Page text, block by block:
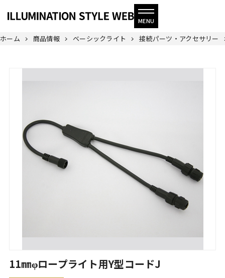
ホーム 商品情報 ベーシックライト 接続パーツ・アクセサリー
11㎜φロープライト用Y型コードJ